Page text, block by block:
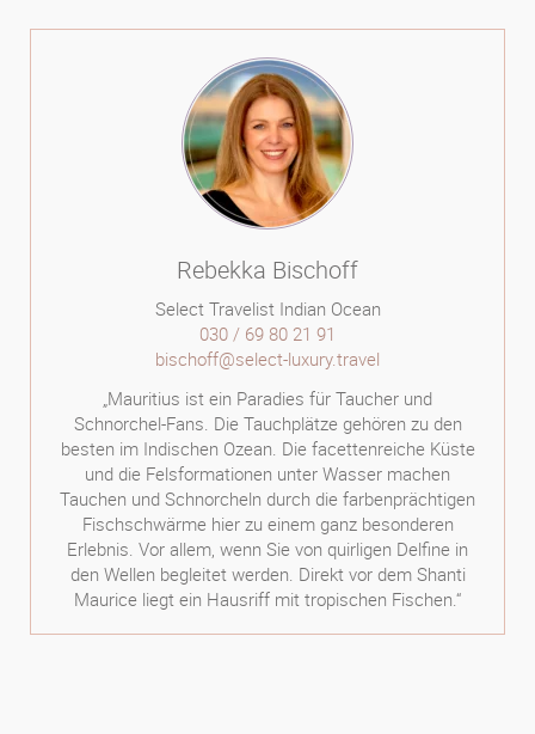
Rebekka Bischoff
Select Travelist Indian Ocean
030 / 69 80 21 91
bischoff@select-luxury.travel
„Mauritius ist ein Paradies für Taucher und
Schnorchel-Fans. Die Tauchplätze gehören zu den
besten im Indischen Ozean. Die facettenreiche Küste
und die Felsformationen unter Wasser machen
Tauchen und Schnorcheln durch die farbenprächtigen
Fischschwärme hier zu einem ganz besonderen
Erlebnis. Vor allem, wenn Sie von quirligen Delfine in
den Wellen begleitet werden. Direkt vor dem Shanti
Maurice liegt ein Hausriff mit tropischen Fischen.“